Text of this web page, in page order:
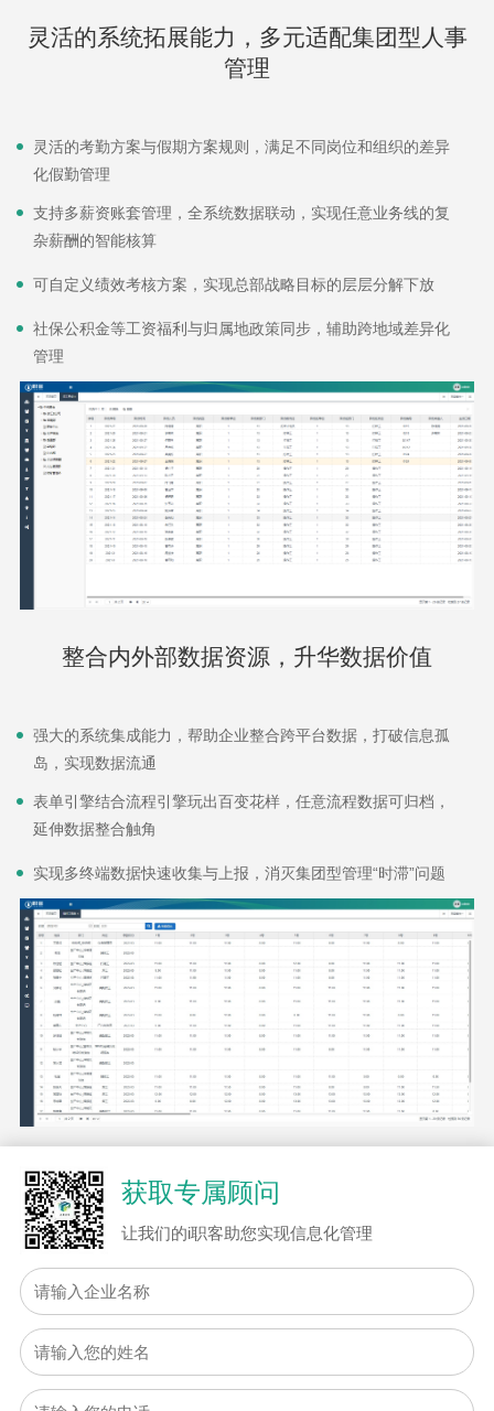
灵活的系统拓展能力，多元适配集团型人事
管理
灵活的考勤方案与假期方案规则，满足不同岗位和组织的差异
化假勤管理
支持多薪资账套管理，全系统数据联动，实现任意业务线的复
杂薪酬的智能核算
可自定义绩效考核方案，实现总部战略目标的层层分解下放
社保公积金等工资福利与归属地政策同步，辅助跨地域差异化
管理
整合内外部数据资源，升华数据价值
强大的系统集成能力，帮助企业整合跨平台数据，打破信息孤
岛，实现数据流通
表单引擎结合流程引擎玩出百变花样，任意流程数据可归档，
延伸数据整合触角
实现多终端数据快速收集与上报，消灭集团型管理“时滞”问题
获取专属顾问
让我们的i职客助您实现信息化管理